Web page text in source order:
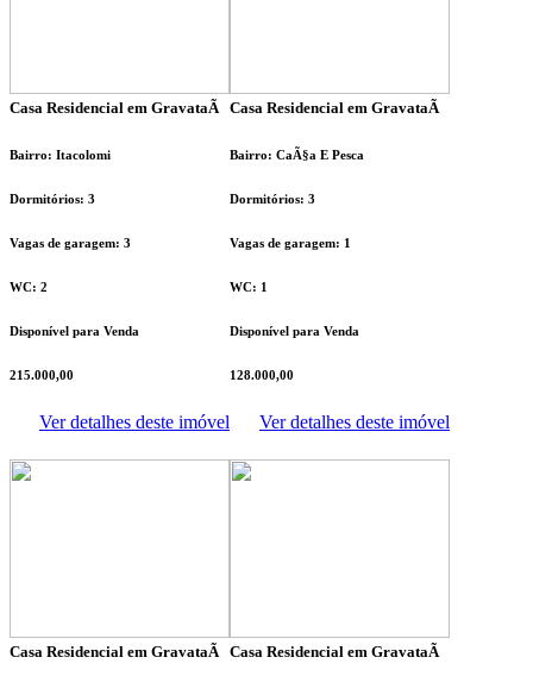
Casa Residencial em GravataÃ­
Bairro: Itacolomi
Dormitórios: 3
Vagas de garagem: 3
WC: 2
Disponível para Venda
215.000,00
Ver detalhes deste imóvel
Casa Residencial em GravataÃ­
Bairro: CaÃ§a E Pesca
Dormitórios: 3
Vagas de garagem: 1
WC: 1
Disponível para Venda
128.000,00
Ver detalhes deste imóvel
Casa Residencial em GravataÃ­ Casa Residencial em GravataÃ­